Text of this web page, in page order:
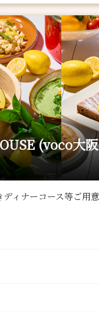
(voco大
ィナーコース等ご用